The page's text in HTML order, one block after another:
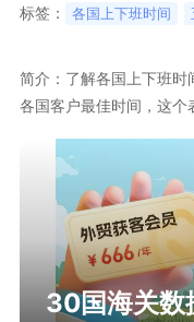
标签：
各国上下班时间
简介：了解各国上下班时
各国客户最佳时间，这个